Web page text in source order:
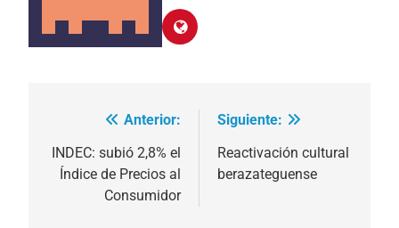
Navegación
de
entradas
Anterior:
INDEC: subió 2,8% el
Índice de Precios al
Consumidor
Siguiente:
Reactivación cultural
berazateguense